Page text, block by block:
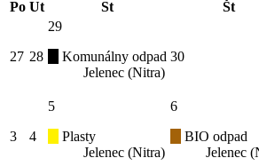
Po Ut St Št
27 28
29
Komunálny odpad
Jelenec (Nitra)
30
3 4
5
Plasty
Jelenec (Nitra)
6
BIO odpad
Jelenec